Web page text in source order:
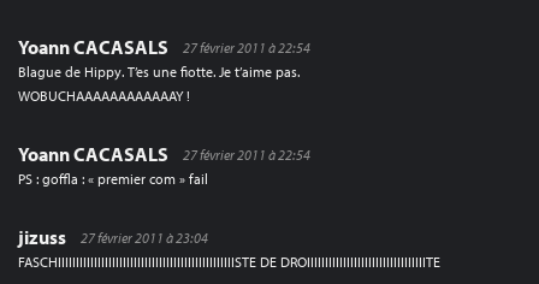
Yoann CACASALS
27 février 2011 à 22:54
Blague de Hippy. T’es une fiotte. Je t’aime pas.
WOBUCHAAAAAAAAAAAAY !
Yoann CACASALS
27 février 2011 à 22:54
PS : goffla : « premier com » fail
jizuss
27 février 2011 à 23:04
FASCHIIIIIIIIIIIIIIIIIIIIIIIIIIIIIIIIIIIIIIIIIIIIIIIIISTE DE DROIIIIIIIIIIIIIIIIIIIIIIIIIIIIIIIIITE